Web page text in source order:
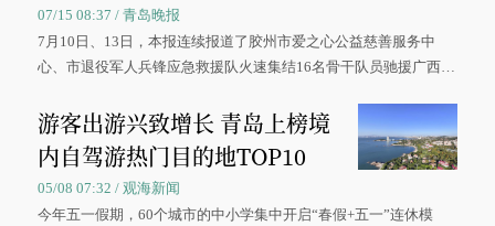
07/15 08:37 / 青岛晚报
7月10日、13日，本报连续报道了胶州市爱之心公益慈善服务中
心、市退役军人兵锋应急救援队火速集结16名骨干队员驰援广西灾
游客出游兴致增长 青岛上榜境
内自驾游热门目的地TOP10
05/08 07:32 / 观海新闻
今年五一假期，60个城市的中小学集中开启“春假+五一”连休模